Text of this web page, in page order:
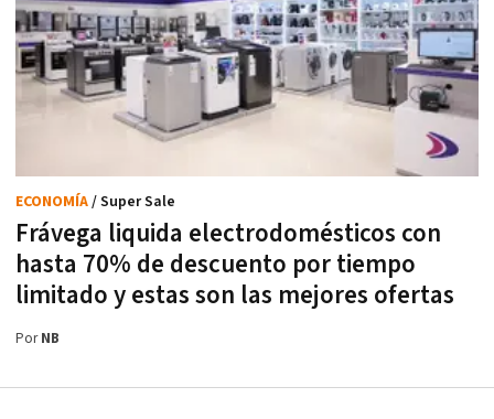
Frávega liquida electrodomésticos con
hasta 70% de descuento por tiempo
limitado y estas son las mejores ofertas
ECONOMÍA/ Super Sale
PorNB